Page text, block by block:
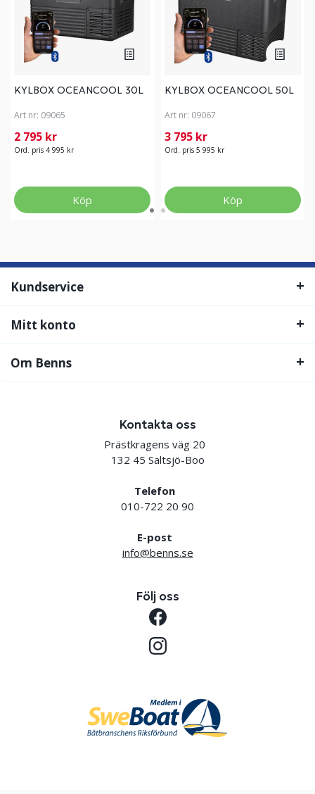
KYLBOX OCEANCOOL 30L
Art nr: 09065
2 795 kr
Ord. pris 4 995 kr
Köp
KYLBOX OCEANCOOL 50L
Art nr: 09067
3 795 kr
Ord. pris 5 995 kr
Köp
Kundservice
Mitt konto
Om Benns
Kontakta oss
Prästkragens väg 20
132 45 Saltsjö-Boo
Telefon
010-722 20 90
E-post
info@benns.se
Följ oss